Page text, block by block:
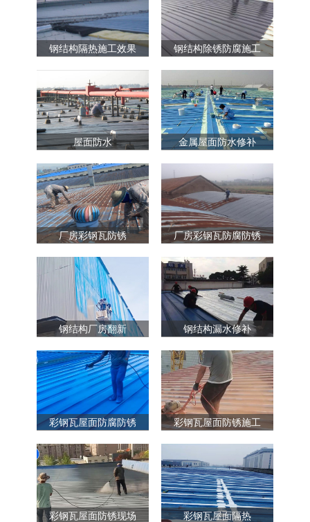
钢结构隔热施工效果 钢结构除锈防腐施工
屋面防水 金属屋面防水修补
厂房彩钢瓦防锈 厂房彩钢瓦防腐防锈
钢结构厂房翻新 钢结构漏水修补
彩钢瓦屋面防腐防锈 彩钢瓦屋面防锈施工
彩钢瓦屋面防锈现场 彩钢瓦屋面隔热